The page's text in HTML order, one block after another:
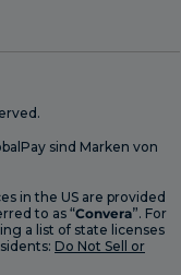
sind Marken von
in the US are provided
to as “Convera”. For
a list of state licenses
Do Not Sell or